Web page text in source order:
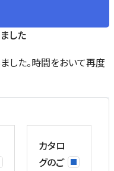
した
した。時間をおいて再度
カタロ
グのご